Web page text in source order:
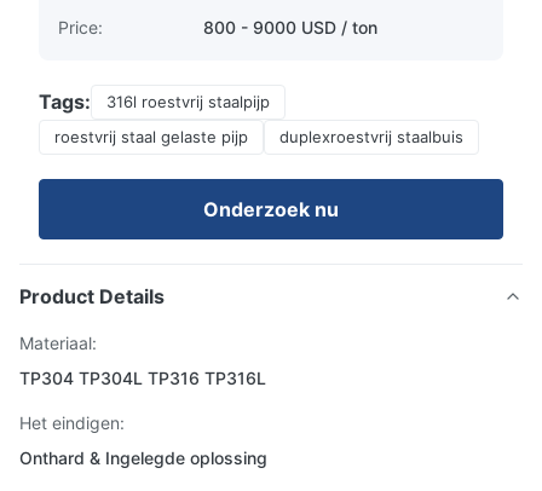
Price:
800 - 9000 USD / ton
Tags:
316l roestvrij staalpijp
roestvrij staal gelaste pijp
duplexroestvrij staalbuis
Onderzoek nu
Product Details
Materiaal:
TP304 TP304L TP316 TP316L
Het eindigen:
Onthard & Ingelegde oplossing